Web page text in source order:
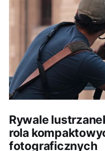
Rywale
rola
fotograficznych